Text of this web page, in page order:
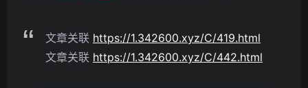
文章关联 https://1.342600.xyz/C/419.html
文章关联 https://1.342600.xyz/C/442.html